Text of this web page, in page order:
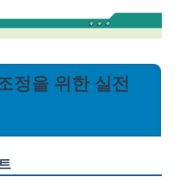
정을 위한 실전